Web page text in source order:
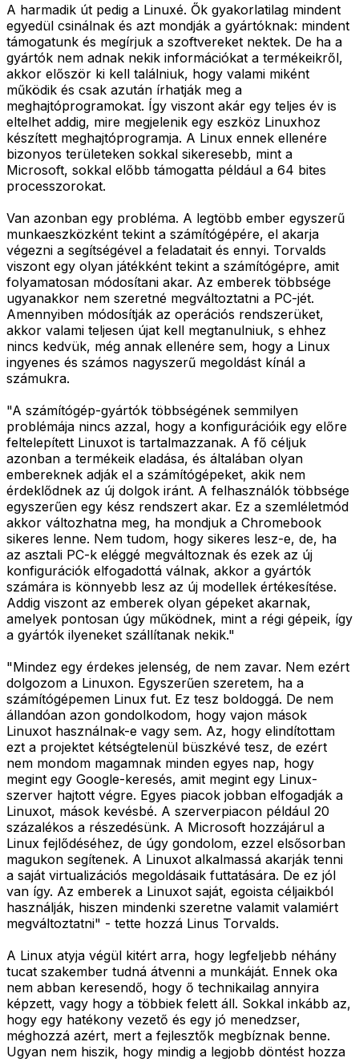
A harmadik út pedig a Linuxé. Ők gyakorlatilag mindent
egyedül csinálnak és azt mondják a gyártóknak: mindent
támogatunk és megírjuk a szoftvereket nektek. De ha a
gyártók nem adnak nekik információkat a termékeikről,
akkor először ki kell találniuk, hogy valami miként
működik és csak azután írhatják meg a
meghajtóprogramokat. Így viszont akár egy teljes év is
eltelhet addig, mire megjelenik egy eszköz Linuxhoz
készített meghajtóprogramja. A Linux ennek ellenére
bizonyos területeken sokkal sikeresebb, mint a
Microsoft, sokkal előbb támogatta például a 64 bites
processzorokat.
Van azonban egy probléma. A legtöbb ember egyszerű
munkaeszközként tekint a számítógépére, el akarja
végezni a segítségével a feladatait és ennyi. Torvalds
viszont egy olyan játékként tekint a számítógépre, amit
folyamatosan módosítani akar. Az emberek többsége
ugyanakkor nem szeretné megváltoztatni a PC-jét.
Amennyiben módosítják az operációs rendszerüket,
akkor valami teljesen újat kell megtanulniuk, s ehhez
nincs kedvük, még annak ellenére sem, hogy a Linux
ingyenes és számos nagyszerű megoldást kínál a
számukra.
"A számítógép-gyártók többségének semmilyen
problémája nincs azzal, hogy a konfigurációik egy előre
feltelepített Linuxot is tartalmazzanak. A fő céljuk
azonban a termékeik eladása, és általában olyan
embereknek adják el a számítógépeket, akik nem
érdeklődnek az új dolgok iránt. A felhasználók többsége
egyszerűen egy kész rendszert akar. Ez a szemléletmód
akkor változhatna meg, ha mondjuk a Chromebook
sikeres lenne. Nem tudom, hogy sikeres lesz-e, de, ha
az asztali PC-k eléggé megváltoznak és ezek az új
konfigurációk elfogadottá válnak, akkor a gyártók
számára is könnyebb lesz az új modellek értékesítése.
Addig viszont az emberek olyan gépeket akarnak,
amelyek pontosan úgy működnek, mint a régi gépeik, így
a gyártók ilyeneket szállítanak nekik."
"Mindez egy érdekes jelenség, de nem zavar. Nem ezért
dolgozom a Linuxon. Egyszerűen szeretem, ha a
számítógépemen Linux fut. Ez tesz boldoggá. De nem
állandóan azon gondolkodom, hogy vajon mások
Linuxot használnak-e vagy sem. Az, hogy elindítottam
ezt a projektet kétségtelenül büszkévé tesz, de ezért
nem mondom magamnak minden egyes nap, hogy
megint egy Google-keresés, amit megint egy Linux-
szerver hajtott végre. Egyes piacok jobban elfogadják a
Linuxot, mások kevésbé. A szerverpiacon például 20
százalékos a részedésünk. A Microsoft hozzájárul a
Linux fejlődéséhez, de úgy gondolom, ezzel elsősorban
magukon segítenek. A Linuxot alkalmassá akarják tenni
a saját virtualizációs megoldásaik futtatására. De ez jól
van így. Az emberek a Linuxot saját, egoista céljaikból
használják, hiszen mindenki szeretne valamit valamiért
megváltoztatni" - tette hozzá Linus Torvalds.
A Linux atyja végül kitért arra, hogy legfeljebb néhány
tucat szakember tudná átvenni a munkáját. Ennek oka
nem abban keresendő, hogy ő technikailag annyira
képzett, vagy hogy a többiek felett áll. Sokkal inkább az,
hogy egy hatékony vezető és egy jó menedzser,
méghozzá azért, mert a fejlesztők megbíznak benne.
Ugyan nem hiszik, hogy mindig a legjobb döntést hozza